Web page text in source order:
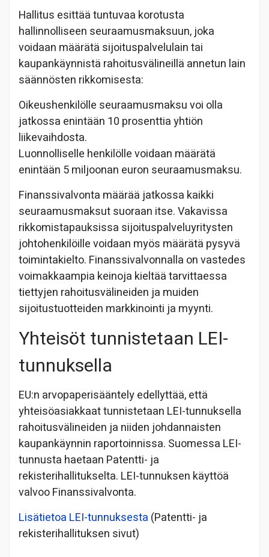
Hallitus esittää tuntuvaa korotusta
hallinnolliseen seuraamusmaksuun, joka
voidaan määrätä sijoituspalvelulain tai
kaupankäynnistä rahoitusvälineillä annetun lain
säännösten rikkomisesta:
Oikeushenkilölle seuraamusmaksu voi olla
jatkossa enintään 10 prosenttia yhtiön
liikevaihdosta.
Luonnolliselle henkilölle voidaan määrätä
enintään 5 miljoonan euron seuraamusmaksu.
Finanssivalvonta määrää jatkossa kaikki
seuraamusmaksut suoraan itse. Vakavissa
rikkomistapauksissa sijoituspalveluyritysten
johtohenkilöille voidaan myös määrätä pysyvä
toimintakielto. Finanssivalvonnalla on vastedes
voimakkaampia keinoja kieltää tarvittaessa
tiettyjen rahoitusvälineiden ja muiden
sijoitustuotteiden markkinointi ja myynti.
Yhteisöt tunnistetaan LEI-
tunnuksella
EU:n arvopaperisääntely edellyttää, että
yhteisöasiakkaat tunnistetaan LEI-tunnuksella
rahoitusvälineiden ja niiden johdannaisten
kaupankäynnin raportoinnissa. Suomessa LEI-
tunnusta haetaan Patentti- ja
rekisterihallitukselta. LEI-tunnuksen käyttöä
valvoo Finanssivalvonta.
Lisätietoa LEI-tunnuksesta (Patentti- ja
rekisterihallituksen sivut)